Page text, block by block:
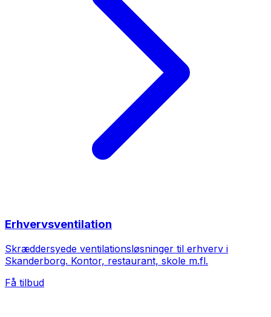
Erhvervsventilation
Skræddersyede ventilationsløsninger til erhverv i
Skanderborg. Kontor, restaurant, skole m.fl.
Få tilbud